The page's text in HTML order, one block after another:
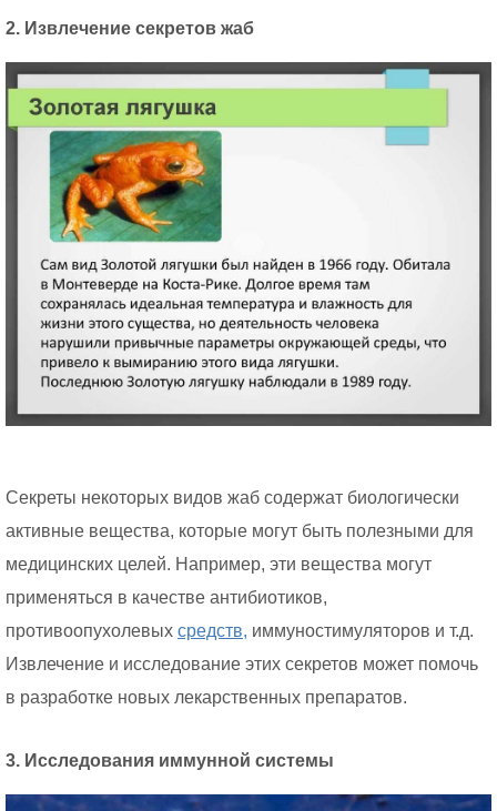
2. Извлечение секретов жаб
Секреты некоторых видов жаб содержат биологически
активные вещества, которые могут быть полезными для
медицинских целей. Например, эти вещества могут
применяться в качестве антибиотиков,
противоопухолевых средств, иммуностимуляторов и т.д.
Извлечение и исследование этих секретов может помочь
в разработке новых лекарственных препаратов.
3. Исследования иммунной системы